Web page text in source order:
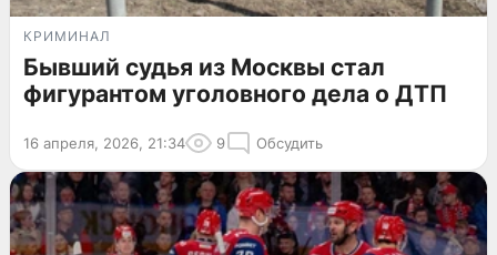
КРИМИНАЛ
Бывший судья из Москвы стал
фигурантом уголовного дела о ДТП
16 апреля, 2026, 21:34 9 Обсудить